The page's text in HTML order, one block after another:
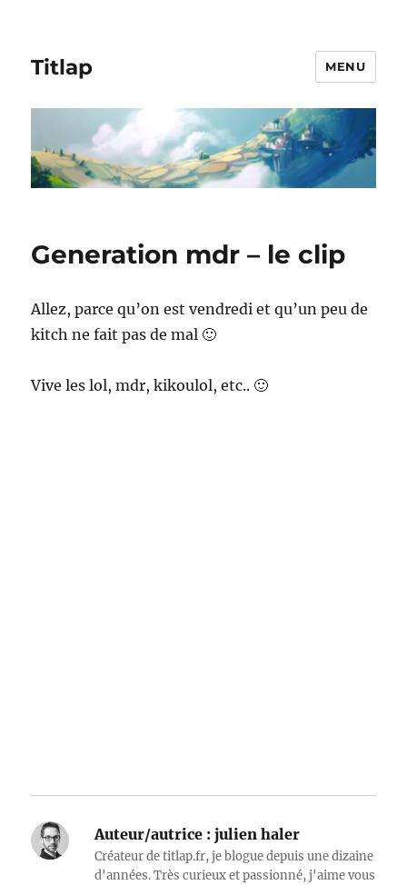
Titlap MENU
Generation mdr – le clip
Allez, parce qu’on est vendredi et qu’un peu de
kitch ne fait pas de mal 🙂
Vive les lol, mdr, kikoulol, etc.. 🙂
Auteur/autrice : julien haler
Créateur de titlap.fr, je blogue depuis une dizaine
d'années. Très curieux et passionné, j'aime vous